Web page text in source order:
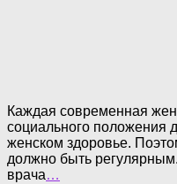
Каждая современная
социального положения
женском здоровье.
должно быть
врача…